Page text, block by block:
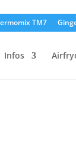
TM7
Infos